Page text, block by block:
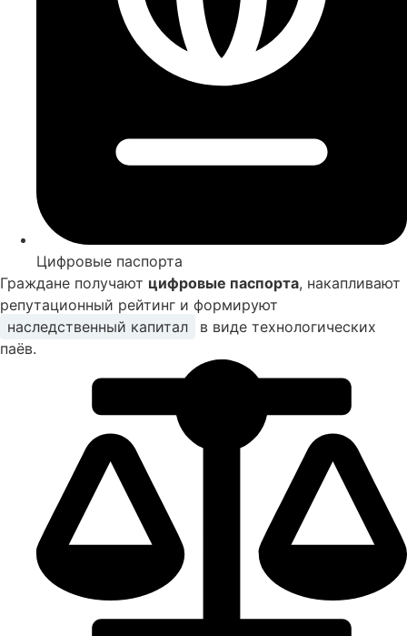
Цифровые паспорта
Граждане получают цифровые паспорта, накапливают
репутационный рейтинг и формируют
наследственный капитал
в виде технологических
паёв.